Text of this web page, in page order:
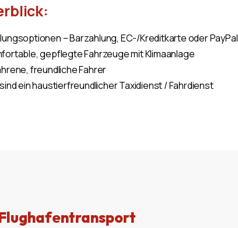
– Barzahlung, EC-/Kreditkarte oder PayPal
gepflegte Fahrzeuge mit Klimaanlage
freundliche Fahrer
ein haustierfreundlicher Taxidienst / Fahrdienst